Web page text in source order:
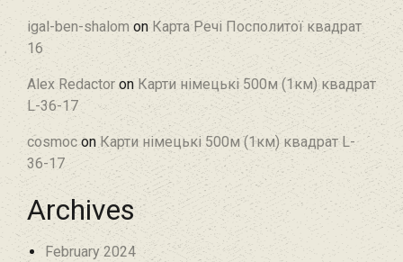
igal-ben-shalom on Карта Речі Посполитої квадрат
16
Alex Redactor on Карти німецькі 500м (1км) квадрат
L-36-17
cosmoc on Карти німецькі 500м (1км) квадрат L-
36-17
Archives
February 2024